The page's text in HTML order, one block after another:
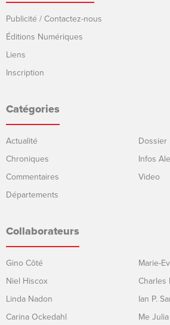
Publicité / Contactez-nous
Éditions Numériques
Liens
Inscription
Catégories
Actualité
Chroniques
Commentaires
Départements
Dossier
Infos
Video
Collaborateurs
Gino Côté
Niel Hiscox
Linda Nadon
Carina Ockedahl
Marie-
Charles
Ian P.
Me